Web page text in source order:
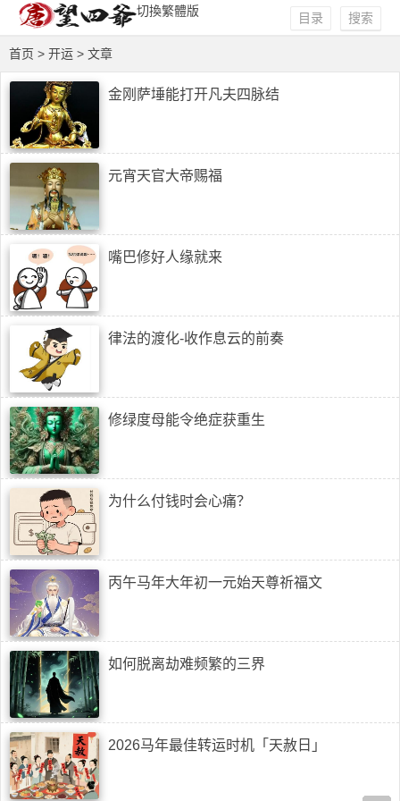
切換繁體版 搜索
目录
首页 > 开运 > 文章
金刚萨埵能打开凡夫四脉结
元宵天官大帝赐福
嘴巴修好人缘就来
律法的渡化-收作息云的前奏
修绿度母能令绝症获重生
为什么付钱时会心痛？
丙午马年大年初一元始天尊祈福文
如何脱离劫难频繁的三界
2026马年最佳转运时机「天赦日」